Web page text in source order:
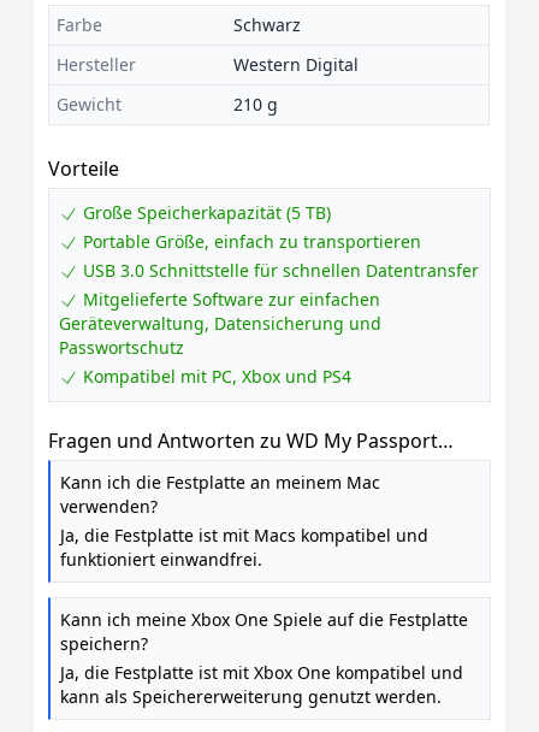
Farbe
Schwarz
Hersteller
Western Digital
Gewicht
210 g
Vorteile
Große Speicherkapazität (5 TB)
Portable Größe, einfach zu transportieren
USB 3.0 Schnittstelle für schnellen Datentransfer
Mitgelieferte Software zur einfachen
Geräteverwaltung, Datensicherung und
Passwortschutz
Kompatibel mit PC, Xbox und PS4
Fragen und Antworten zu WD My Passport
externe Festplatte 5 TB (mobiler Speicher,
schlankes Design, herunterladbare Software,
automatische Backups, Passwortschutz)
Schwarz - auch kompatibel mit PC, Xbox und
PS4
Kann ich die Festplatte an meinem Mac
verwenden?
Ja, die Festplatte ist mit Macs kompatibel und
funktioniert einwandfrei.
Kann ich meine Xbox One Spiele auf die Festplatte
speichern?
Ja, die Festplatte ist mit Xbox One kompatibel und
kann als Speichererweiterung genutzt werden.